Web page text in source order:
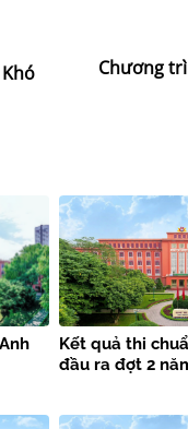
Chương
Kết quả thi
đầu ra đợt 2